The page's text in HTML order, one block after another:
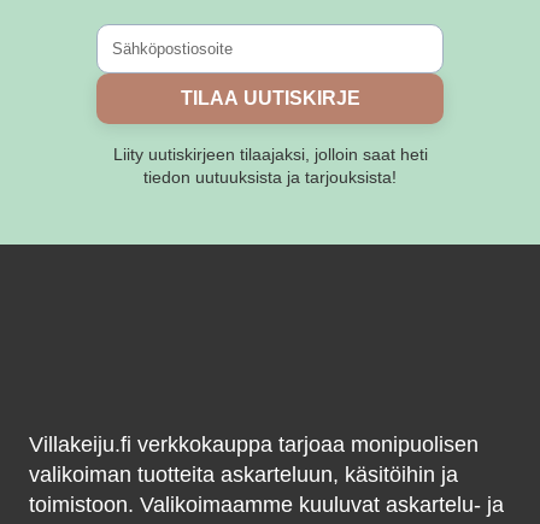
TILAA UUTISKIRJE
Liity uutiskirjeen tilaajaksi, jolloin saat heti
tiedon uutuuksista ja tarjouksista!
Villakeiju.fi verkkokauppa tarjoaa monipuolisen
valikoiman tuotteita askarteluun, käsitöihin ja
toimistoon. Valikoimaamme kuuluvat askartelu- ja